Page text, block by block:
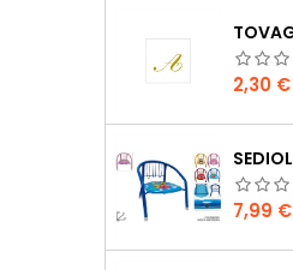
Prezzo
2,30 €
Prezzo
7,99 €